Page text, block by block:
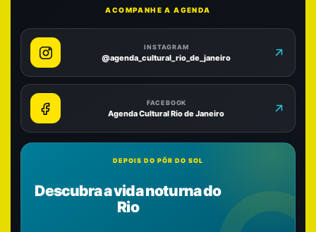
ACOMPANHE A AGENDA
INSTAGRAM
@agenda_cultural_rio_de_janeiro
FACEBOOK
Agenda Cultural Rio de Janeiro
DEPOIS DO PÔR DO SOL
Descubra a vida noturna do
Rio